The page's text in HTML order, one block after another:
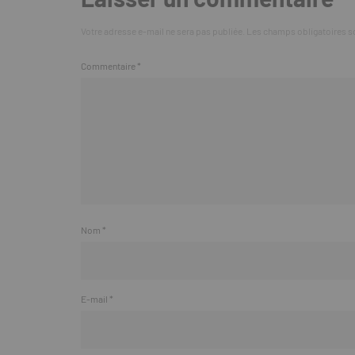
Commentaire *
Nom *
E-mail *